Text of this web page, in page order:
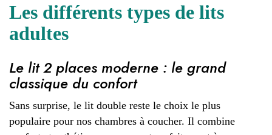
Les différents types de lits
adultes
Le lit 2 places moderne : le grand
classique du confort
Sans surprise, le lit double reste le choix le plus
populaire pour nos chambres à coucher. Il combine